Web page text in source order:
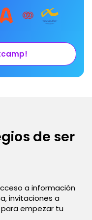
de ser
a información
invitaciones a
empezar tu